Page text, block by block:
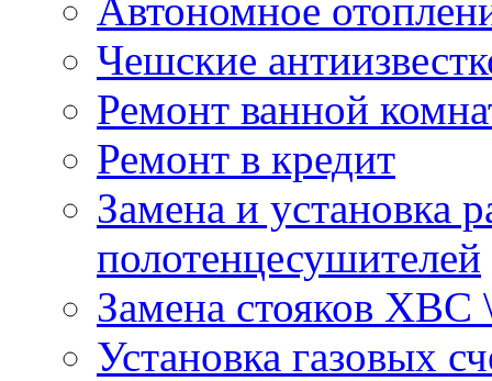
Автономное
Чешские
Ремонт ванной
Ремонт в кредит
Замена и установка
полотенцесушителей
Замена стояков
Установка газовых